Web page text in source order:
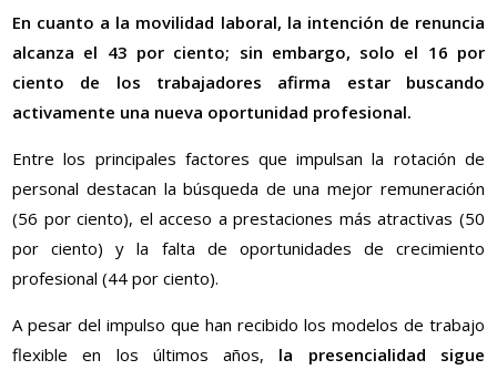
En cuanto a la movilidad laboral, la intención de renuncia
alcanza el 43 por ciento; sin embargo, solo el 16 por
ciento de los trabajadores afirma estar buscando
activamente una nueva oportunidad profesional.
Entre los principales factores que impulsan la rotación de
personal destacan la búsqueda de una mejor remuneración
(56 por ciento), el acceso a prestaciones más atractivas (50
por ciento) y la falta de oportunidades de crecimiento
profesional (44 por ciento).
A pesar del impulso que han recibido los modelos de trabajo
flexible en los últimos años, la presencialidad sigue